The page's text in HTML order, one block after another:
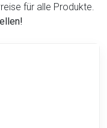
für alle Produkte.